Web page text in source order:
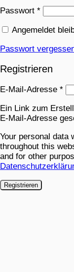
Passwort *
Angemeldet
Passwort
Registrieren
E-Mail-Adresse *
Ein Link zum
E-Mail-Adresse
Your personal data
throughout this
and for other
Registrieren